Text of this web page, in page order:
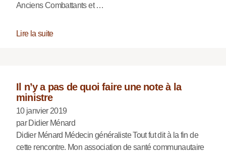
Anciens Combattants et …
Lire la suite
Il n’y a pas de quoi faire une note à la
ministre
10 janvier 2019
par Didier Ménard
Didier Ménard Médecin généraliste Tout fut dit à la fin de
cette rencontre. Mon association de santé communautaire